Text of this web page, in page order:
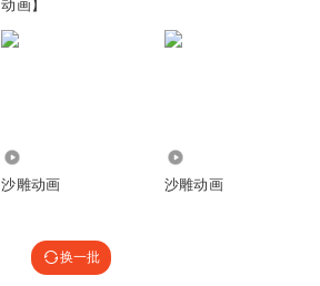
动画】
沙雕动画 沙雕动画
换一批